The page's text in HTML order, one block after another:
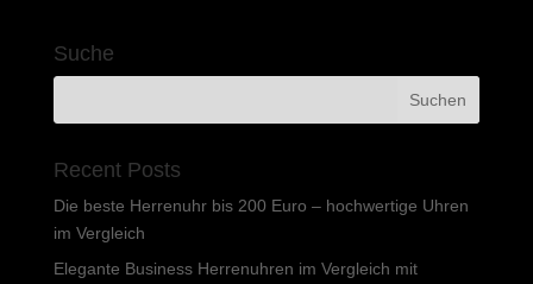
Suche
Recent Posts
Die beste Herrenuhr bis 200 Euro – hochwertige Uhren
im Vergleich
Elegante Business Herrenuhren im Vergleich mit